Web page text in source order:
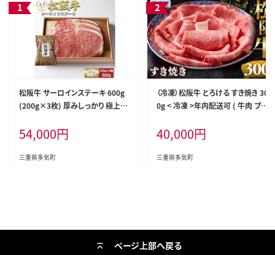
松阪牛 サーロインステーキ 600g
(200g×3枚) 厚みしっかり 極上の
坂牛 松阪肉 霜降り 高級ブランド牛
ロース サーロイン ステーキ ビフテ
キ 焼肉 自宅用 贈答品 化粧箱 ギフ
54,000円
三重県多気町
（冷凍）松阪牛 とろける すき焼き 30
0g < 冷凍 >年内配送可 ( 牛肉 ブラ
坂牛 しゃぶしゃぶ 肩ロース 肩 霜
ふり肉 霜降りしゃぶしゃぶ 松阪牛
とろける 牛肉 しゃぶしゃぶ肉 自宅
40,000円
三重県多気町
ページ上部へ戻る